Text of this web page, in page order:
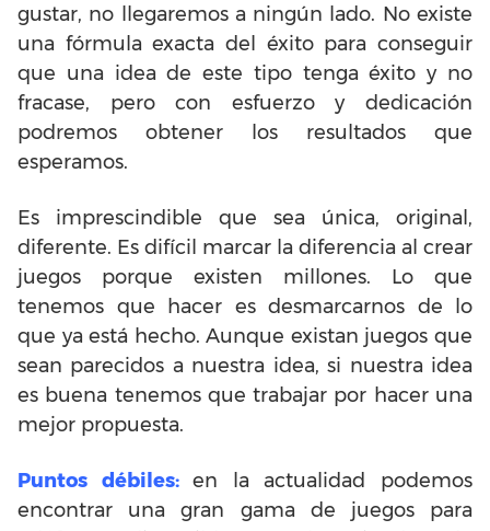
gustar, no llegaremos a ningún lado. No existe
una fórmula exacta del éxito para conseguir
que una idea de este tipo tenga éxito y no
fracase, pero con esfuerzo y dedicación
podremos obtener los resultados que
esperamos.
Es imprescindible que sea única, original,
diferente. Es difícil marcar la diferencia al crear
juegos porque existen millones. Lo que
tenemos que hacer es desmarcarnos de lo
que ya está hecho. Aunque existan juegos que
sean parecidos a nuestra idea, si nuestra idea
es buena tenemos que trabajar por hacer una
mejor propuesta.
Puntos débiles:en la actualidad podemos
encontrar una gran gama de juegos para